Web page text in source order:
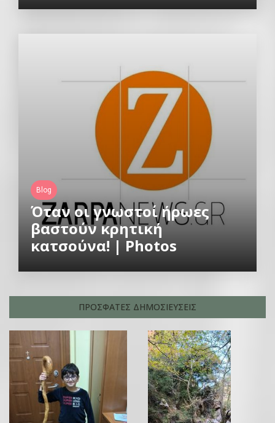
Blog
Όταν οι γνωστοί ήρωες
βαστούν κρητική
κατσούνα! | Photos
ΠΡΟΣΦΑΤΕΣ ΔΗΜΟΣΙΕΥΣΕΙΣ